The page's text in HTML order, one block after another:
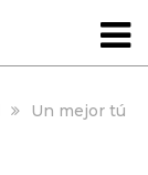
Un mejor tú